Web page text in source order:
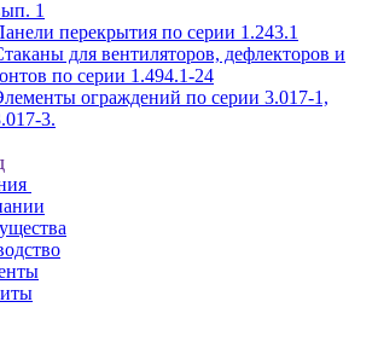
1
перекрытия по серии 1.243.1
для вентиляторов, дефлекторов и
по серии 1.494.1-24
ограждений по серии 3.017-1,
3.